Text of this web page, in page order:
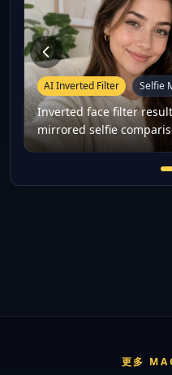
AI Inverted Filter Selfie
Inverted face filter
mirrored selfie
更多